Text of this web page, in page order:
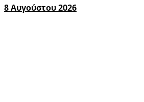
8 Αυγούστου 2026